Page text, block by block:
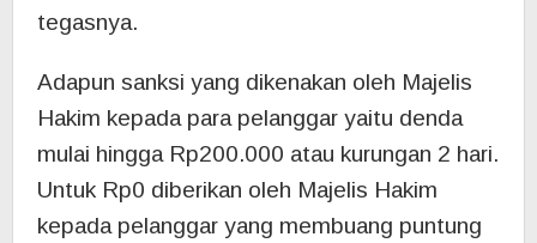
tegasnya.
Adapun sanksi yang dikenakan oleh Majelis
Hakim kepada para pelanggar yaitu denda
mulai hingga Rp200.000 atau kurungan 2 hari.
Untuk Rp0 diberikan oleh Majelis Hakim
kepada pelanggar yang membuang puntung